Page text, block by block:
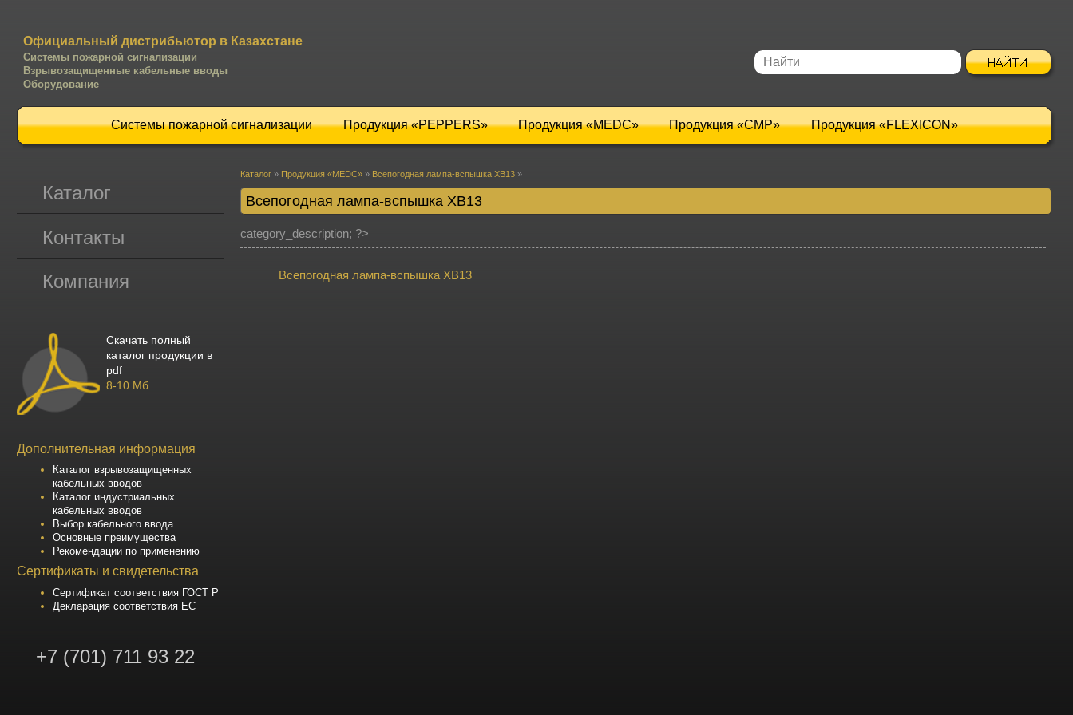
Официальный дистрибьютор в Казахстане
Системы пожарной сигнализации
Взрывозащищенные кабельные вводы
Оборудование
Системы пожарной сигнализации Продукция «PEPPERS» Продукция «MEDC» Продукция «CMP» Продукция «FLEXICON»
Каталог » Продукция «MEDC» » Всепогодная лампа-вспышка XB13 »
Всепогодная лампа-вспышка XB13
category_description; ?>
Всепогодная лампа-вспышка XB13
Каталог
Контакты
Компания
Скачать полный
каталог продукции в
pdf
8-10 Мб
Дополнительная информация
Каталог взрывозащищенных
кабельных вводов
Каталог индустриальных
кабельных вводов
Выбор кабельного ввода
Основные преимущества
Рекомендации по применению
Сертификаты и свидетельства
Сертификат соответствия ГОСТ Р
Декларация соответствия ЕС
+7 (701) 711 93 22